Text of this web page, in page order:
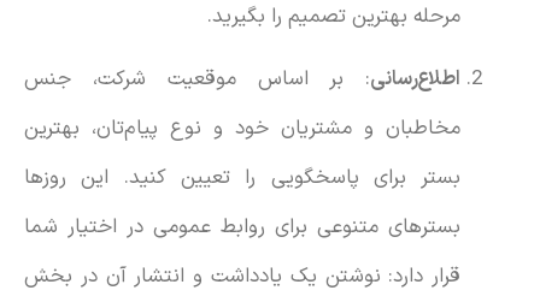
مرحله بهترین تصمیم را بگیرید.
اطلاع‌رسانی: بر اساس موقعیت شرکت، جنس
مخاطبان و مشتریان خود و نوع پیام‌تان، بهترین
بستر برای پاسخگویی را تعیین کنید. این روزها
بسترهای متنوعی برای روابط عمومی در اختیار شما
قرار دارد: نوشتن یک یادداشت و انتشار آن در بخش